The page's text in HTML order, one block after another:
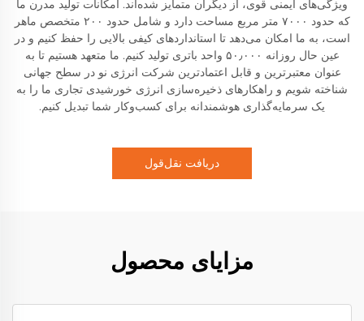
ویژگی‌های ایمنی قوی، از دیگران متمایز شده‌اند. امکانات تولید مدرن ما
که حدود ۷۰۰۰ متر مربع مساحت دارد و شامل حدود ۲۰۰ متخصص ماهر
است، به ما امکان می‌دهد تا استانداردهای کیفی بالایی را حفظ کنیم و در
عین حال روزانه ۵۰٫۰۰۰ واحد باتری تولید کنیم. ما متعهد هستیم تا به
عنوان معتبرترین و قابل اعتمادترین شرکت انرژی نو در سطح جهانی
شناخته شویم و راهکارهای ذخیره‌سازی انرژی خورشیدی تجاری ما را به
یک سرمایه‌گذاری هوشمندانه برای کسب‌وکار شما تبدیل کنیم.
دریافت نقل‌قول
مزایای محصول